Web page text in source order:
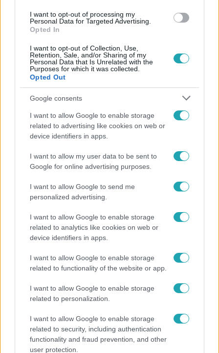
I want to opt-out of processing my
Personal Data for Targeted Advertising.
Opted In
I want to opt-out of Collection, Use,
Retention, Sale, and/or Sharing of my
Personal Data that Is Unrelated with the
Purposes for which it was collected.
Opted Out
Google consents
I want to allow Google to enable storage
related to advertising like cookies on web or
device identifiers in apps.
I want to allow my user data to be sent to
Google for online advertising purposes.
I want to allow Google to send me
personalized advertising.
I want to allow Google to enable storage
related to analytics like cookies on web or
device identifiers in apps.
I want to allow Google to enable storage
related to functionality of the website or app.
I want to allow Google to enable storage
related to personalization.
I want to allow Google to enable storage
related to security, including authentication
functionality and fraud prevention, and other
user protection.
Életmód
elkészítéséhez
Rubint Réka: A mai napig nem jött vissza a 100%-
os tüdőkapacitásom